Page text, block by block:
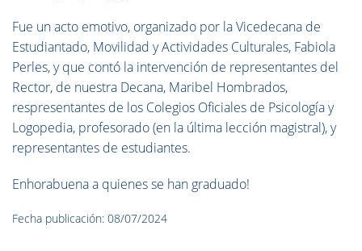
Fue un acto emotivo, organizado por la Vicedecana de
Estudiantado, Movilidad y Actividades Culturales, Fabiola
Perles, y que contó la intervención de representantes del
Rector, de nuestra Decana, Maribel Hombrados,
respresentantes de los Colegios Oficiales de Psicología y
Logopedia, profesorado (en la última lección magistral), y
representantes de estudiantes.
Enhorabuena a quienes se han graduado!
Fecha publicación: 08/07/2024